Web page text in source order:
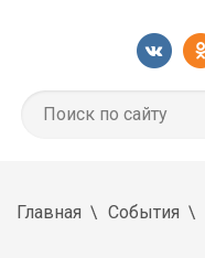
Главная События